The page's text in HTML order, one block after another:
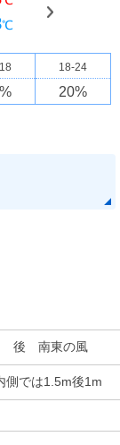
℃
18-24
% 20%
後 南東の風
側では1.5m後1m